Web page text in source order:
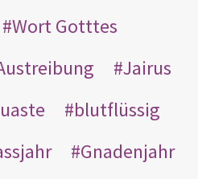
Wort Gotttes
Jairus
blutflüssig
Gnadenjahr